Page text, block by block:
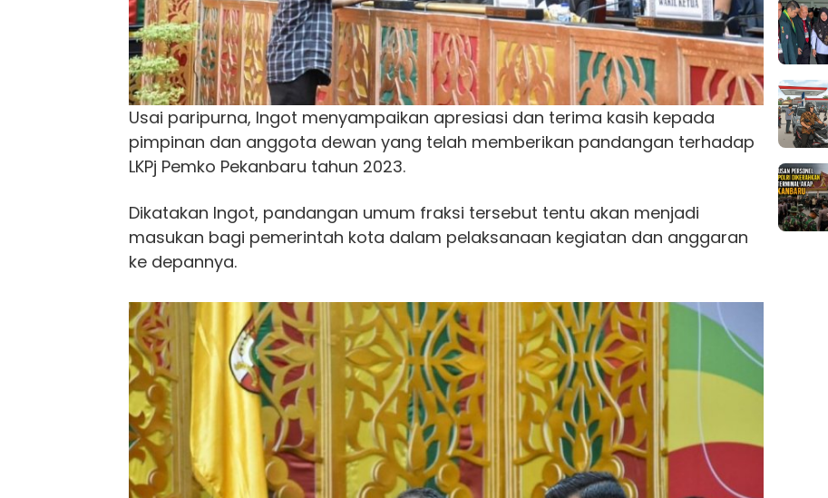
Usai paripurna, Ingot menyampaikan apresiasi dan terima kasih kepada
pimpinan dan anggota dewan yang telah memberikan pandangan terhadap
LKPj Pemko Pekanbaru tahun 2023.
Dikatakan Ingot, pandangan umum fraksi tersebut tentu akan menjadi
masukan bagi pemerintah kota dalam pelaksanaan kegiatan dan anggaran
ke depannya.